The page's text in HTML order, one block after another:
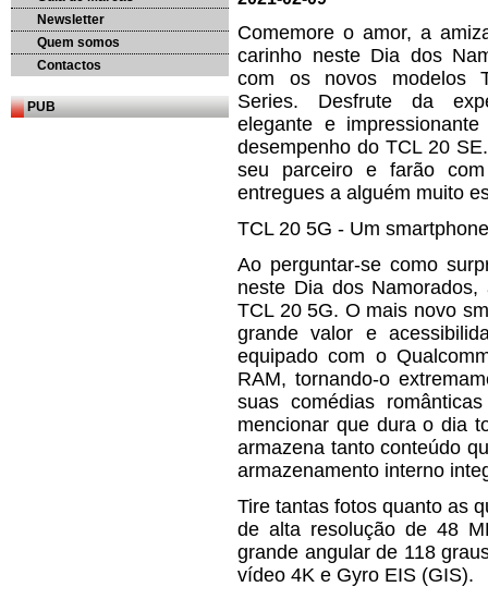
Newsletter
Quem somos
Contactos
PUB
Comemore o amor, a
carinho neste Dia dos
com os novos modelos
Series. Desfrute da
elegante e
desempenho do TCL 20
seu parceiro e farão
entregues a alguém muito
TCL 20 5G - Um
Ao perguntar-se como
neste Dia dos
TCL 20 5G. O mais novo
grande valor e
equipado com o
RAM, tornando-o
suas comédias
mencionar que dura o dia
armazena tanto conteúdo
armazenamento interno
Tire tantas fotos quanto as
de alta resolução de 48
grande angular de 118
vídeo 4K e Gyro EIS (GIS).